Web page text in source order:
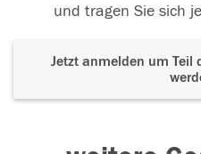
und tragen Sie sich
Jetzt anmelden um Teil